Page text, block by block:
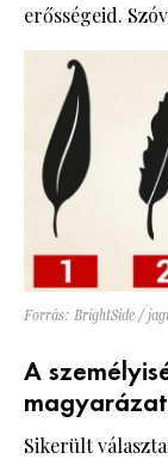
erősségeid.
Forrás: BrightSide /
A
Sikerült